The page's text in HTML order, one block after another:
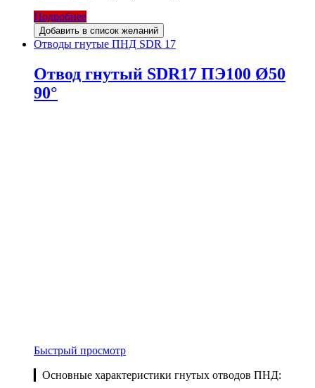
Подробнее
Добавить в список желаний
Отводы гнутые ПНД SDR 17
Отвод гнутый SDR17 ПЭ100 Ø50
90°
Быстрый просмотр
▎Основные характеристики гнутых отводов ПНД: